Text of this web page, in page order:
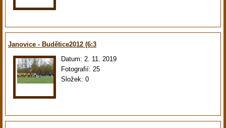
Janovice - Budětice2012 (6:3
Datum: 2. 11. 2019
Fotografií: 25
Složek: 0